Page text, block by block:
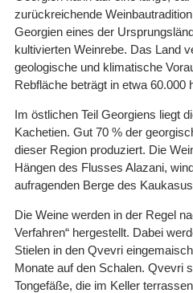
zurückreichende
Georgien eines der
kultivierten Weinrebe. Das Land
geologische und klimatische
Rebfläche beträgt in etwa 60.000
Im östlichen Teil Georgiens liegt
Kachetien. Gut 70 % der
dieser Region produziert. Die
Hängen des Flusses Alazani,
aufragenden Berge des
Die Weine werden in der Regel
Verfahren“ hergestellt. Dabei
Stielen in den Qvevri
Monate auf den Schalen. Qvevri
Tongefäße, die im Keller